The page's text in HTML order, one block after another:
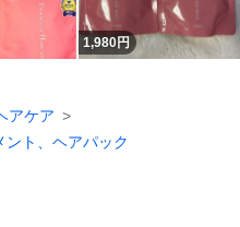
1,980円
アケア
ント、ヘアパック